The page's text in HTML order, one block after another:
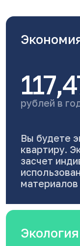
рублей в
Вы будете
квартиру.
засчет
материалов
Экология